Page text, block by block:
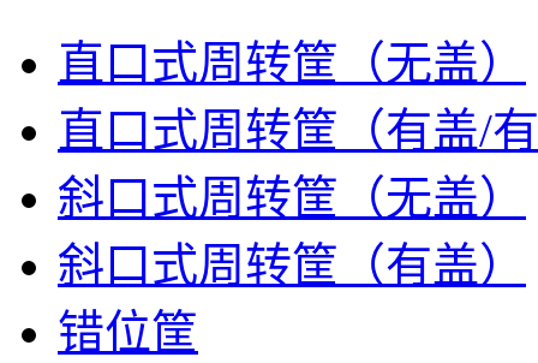
直口式周转筐（无盖）
直口式周转筐（有盖/
斜口式周转筐（无盖）
斜口式周转筐（有盖）
错位筐